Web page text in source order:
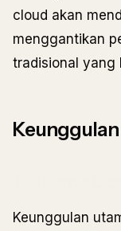
cloud akan
menggantikan
tradisional yang
Keunggulan